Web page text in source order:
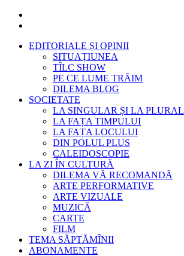
EDITORIALE ȘI OPINII
SITUAȚIUNEA
TÎLC SHOW
PE CE LUME TRĂIM
DILEMA BLOG
SOCIETATE
LA SINGULAR ȘI LA PLURAL
LA FAȚA TIMPULUI
LA FAȚA LOCULUI
DIN POLUL PLUS
CALEIDOSCOPIE
LA ZI ÎN CULTURĂ
DILEMA VĂ RECOMANDĂ
ARTE PERFORMATIVE
ARTE VIZUALE
MUZICĂ
CARTE
FILM
TEMA SĂPTĂMÎNII
ABONAMENTE